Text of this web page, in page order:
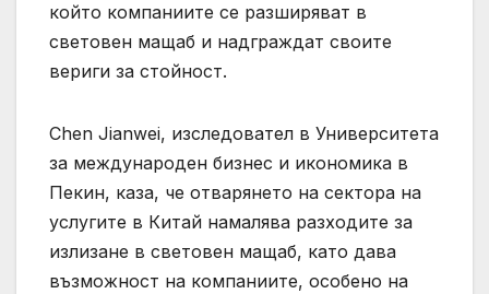
който компаниите се разширяват в
световен мащаб и надграждат своите
вериги за стойност.
Chen Jianwei, изследовател в Университета
за международен бизнес и икономика в
Пекин, каза, че отварянето на сектора на
услугите в Китай намалява разходите за
излизане в световен мащаб, като дава
възможност на компаниите, особено на